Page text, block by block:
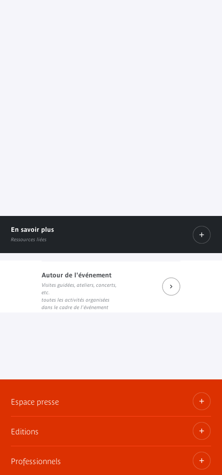
En savoir plus
Ressources liées
Éditions B42
Lien externe
Autour de l'événement
Visites guidées, ateliers, concerts,
etc.
toutes les activités organisées
dans le cadre de l'événement
Espace presse
Dossiers, communiqués, bandes annonces
Contact presse
Editions
Les publications du musée
Professionnels